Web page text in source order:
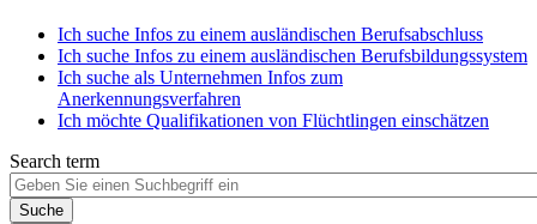
Ich suche Infos zu einem ausländischen Berufsabschluss
Ich suche Infos zu einem ausländischen Berufsbildungssystem
Ich suche als Unternehmen Infos zum
Anerkennungsverfahren
Ich möchte Qualifikationen von Flüchtlingen einschätzen
Search term